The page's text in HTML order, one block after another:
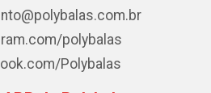
polybalas
Polybalas